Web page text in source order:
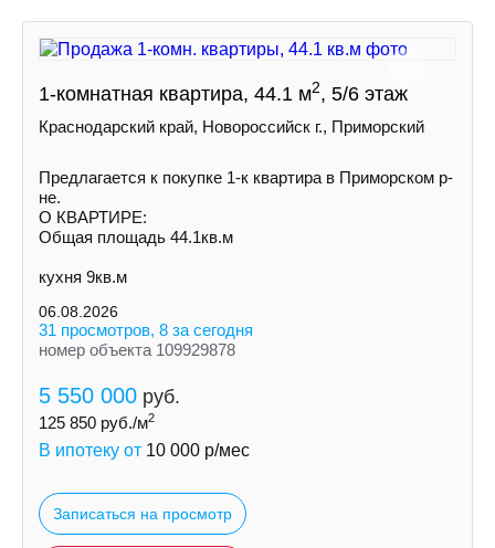
1-комнатная квартира, 44.1 м2, 5/6 этаж
Краснодарский край, Новороссийск г., Приморский
Предлагается к покупке 1-к квартира в Приморском р-
не.
О КВАРТИРЕ:
Общая площадь 44.1кв.м
кухня 9кв.м
06.08.2026
31 просмотров, 8 за сегодня
номер объекта 109929878
5 550 000 руб.
125 850 руб./м2
В ипотеку от 10 000 р/мес
Записаться на просмотр